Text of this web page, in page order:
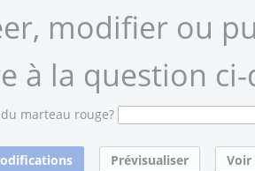
modifier ou
à la question ci-
marteau rouge?